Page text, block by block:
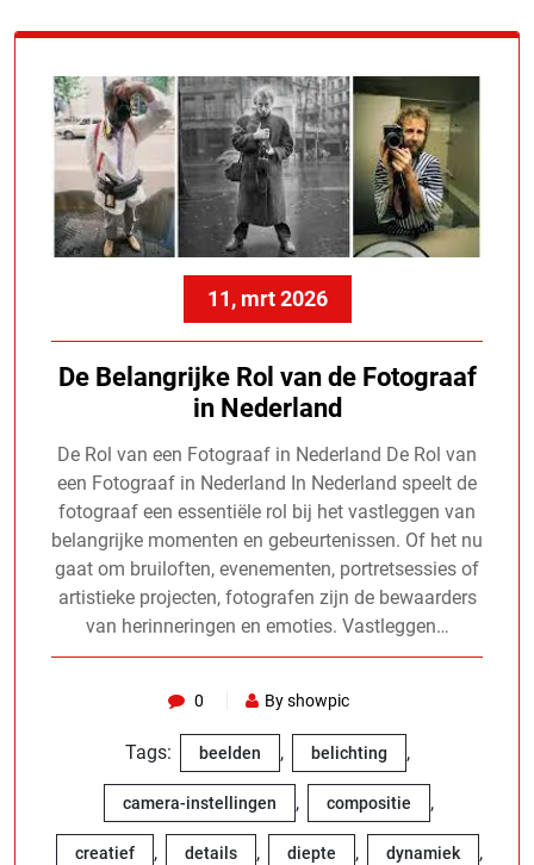
11, mrt 2026
De Belangrijke Rol van de Fotograaf
in Nederland
De Rol van een Fotograaf in Nederland De Rol van
een Fotograaf in Nederland In Nederland speelt de
fotograaf een essentiële rol bij het vastleggen van
belangrijke momenten en gebeurtenissen. Of het nu
gaat om bruiloften, evenementen, portretsessies of
artistieke projecten, fotografen zijn de bewaarders
van herinneringen en emoties. Vastleggen…
0 By showpic
Tags: beelden , belichting ,
camera-instellingen , compositie ,
creatief , details , diepte , dynamiek ,